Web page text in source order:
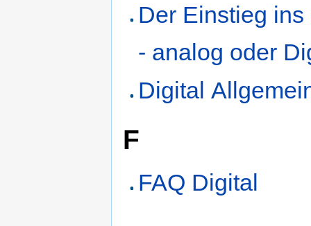
Der Einstieg
- analog oder
Digital
F
FAQ Digital